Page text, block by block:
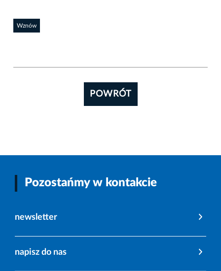
Wznów
POWRÓT
Pozostańmy w kontakcie
newsletter
napisz do nas